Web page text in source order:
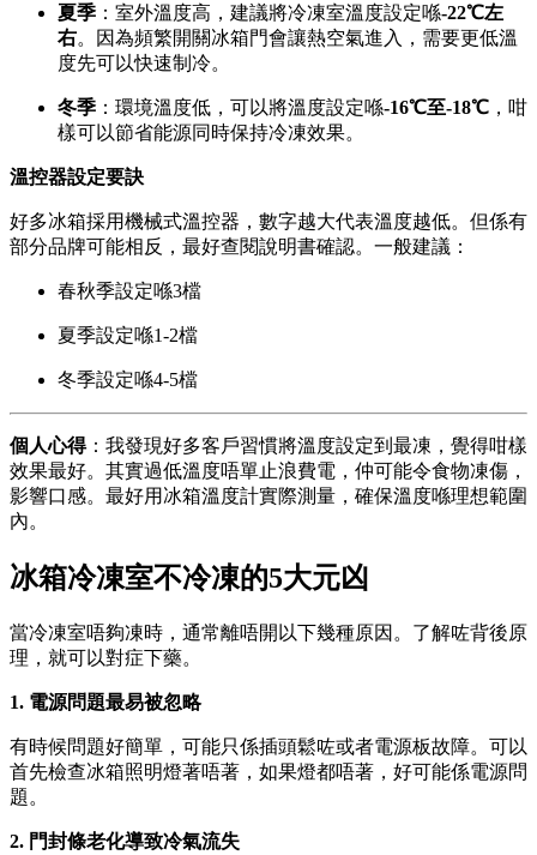
夏季 ：室外溫度高，建議將冷凍室溫度設定喺-22℃左
右。因為頻繁開關冰箱門會讓熱空氣進入，需要更低溫
度先可以快速制冷。
冬季 ：環境溫度低，可以將溫度設定喺-16℃至-18℃ ，咁
樣可以節省能源同時保持冷凍效果。
溫控器設定要訣
好多冰箱採用機械式溫控器，數字越大代表溫度越低。但係有
部分品牌可能相反，最好查閱說明書確認。一般建議：
春秋季設定喺3檔
夏季設定喺1-2檔
冬季設定喺4-5檔
個人心得：我發現好多客戶習慣將溫度設定到最凍，覺得咁樣
效果最好。其實過低溫度唔單止浪費電，仲可能令食物凍傷，
影響口感。最好用冰箱溫度計實際測量，確保溫度喺理想範圍
內。
冰箱冷凍室不冷凍的5大元凶
當冷凍室唔夠凍時，通常離唔開以下幾種原因。了解咗背後原
理，就可以對症下藥。
1. 電源問題最易被忽略
有時候問題好簡單，可能只係插頭鬆咗或者電源板故障。可以
首先檢查冰箱照明燈著唔著，如果燈都唔著，好可能係電源問
題。
2. 門封條老化導致冷氣流失